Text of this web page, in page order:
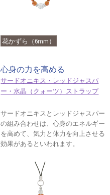
花かずら（6mm）
心身の力を高める
サードオニキス・レッドジャスパ
ー・水晶（クォーツ）ストラップ
サードオニキスとレッドジャスパー
の組み合わせは、心身のエネルギー
を高めて、気力と体力を向上させる
効果があるといわれます。